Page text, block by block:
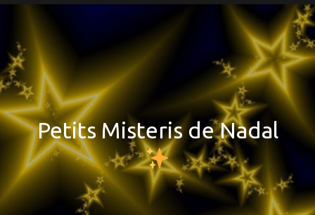
Petits Misteris de Nadal